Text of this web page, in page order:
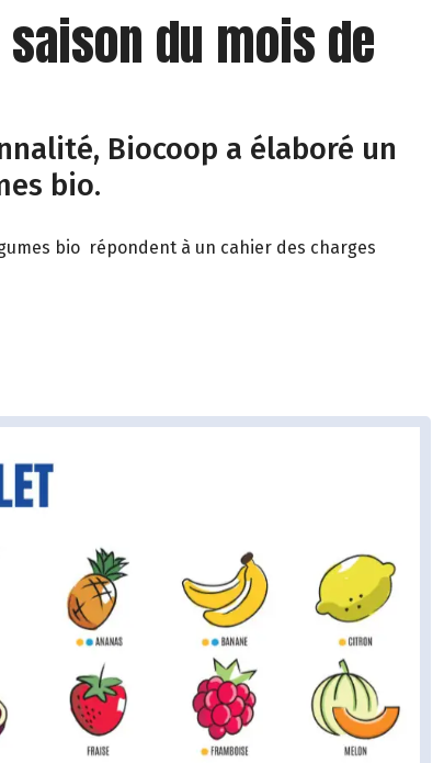
du mois de
Biocoop a élaboré un
bio.
bio répondent à un cahier des charges